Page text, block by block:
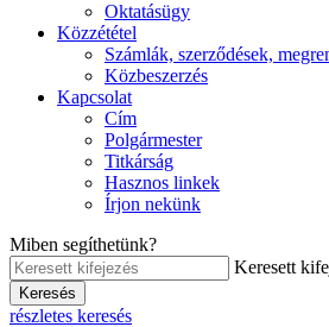
Oktatásügy
Közzététel
Számlák, szerződések,
Közbeszerzés
Kapcsolat
Cím
Polgármester
Titkárság
Hasznos linkek
Írjon nekünk
Miben segíthetünk?
Keresett
Keresés
részletes keresés